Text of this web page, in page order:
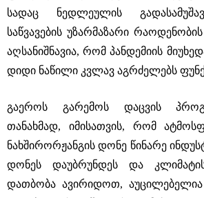
სადაც ნედლეულის
საწვავების უზარმაზარი
აღსანიშნავია, რომ პანდემიის
დიდი ნაწილი კვლავ აგრძელებს
გაეროს გარემოს დაცვის
თანახმად, იმისათვის, რომ
ნახშირორჟანგის დონე წინარე
დონეს დაუბრუნდეს და
დათბობა ავირიდოთ, აუცილებელია